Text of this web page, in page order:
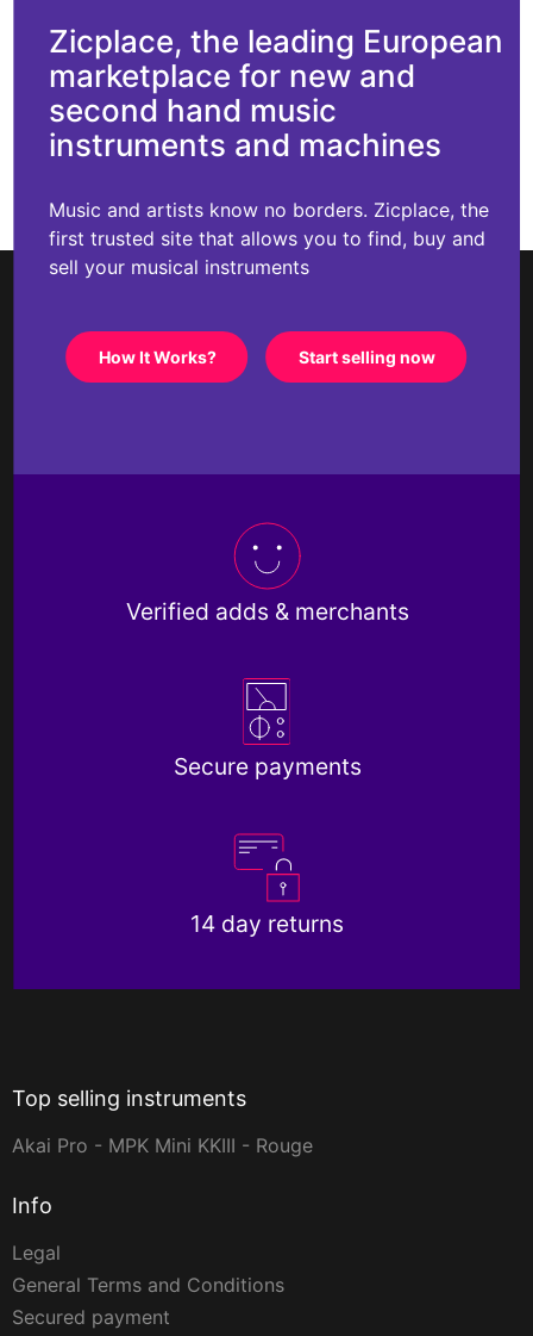
Zicplace, the leading European
marketplace for new and
second hand music
instruments and machines
Music and artists know no borders. Zicplace, the
first trusted site that allows you to find, buy and
sell your musical instruments
How It Works? Start selling now
Verified adds & merchants
Secure payments
14 day returns
Top selling instruments
Akai Pro - MPK Mini KKIII - Rouge
Info
Legal
General Terms and Conditions
Secured payment